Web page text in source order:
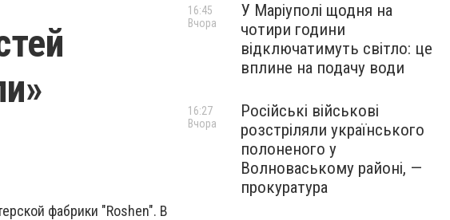
фабрики "Roshen". В
У Маріуполі щодня на
чотири години
відключатимуть світло: це
вплине на подачу води
16:45
Вчора
Російські військові
розстріляли українського
полоненого у
Волноваському районі, —
прокуратура
16:27
Вчора